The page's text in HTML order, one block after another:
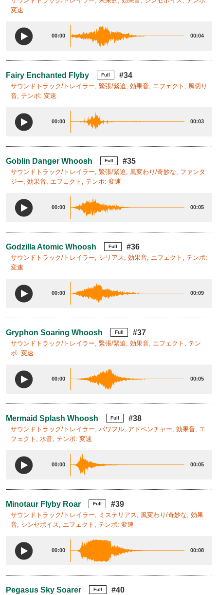
変速
00:00 00:04
Fairy Enchanted Flyby Full #34
サウンドトラック/トレイラー, 緊張/緊迫, 効果音, エフェクト, 風切り
音, テンポ: 変速
00:00 00:03
Goblin Danger Whoosh Full #35
サウンドトラック/トレイラー, 緊張/緊迫, 風変わり/奇妙な, ファンタ
ジー, 効果音, エフェクト, テンポ: 変速
00:00 00:05
Godzilla Atomic Whoosh Full #36
サウンドトラック/トレイラー, シリアス, 効果音, エフェクト, テンポ:
変速
00:00 00:09
Gryphon Soaring Whoosh Full #37
サウンドトラック/トレイラー, 緊張/緊迫, 効果音, エフェクト, テン
ポ: 変速
00:00 00:05
Mermaid Splash Whoosh Full #38
サウンドトラック/トレイラー, パワフル, アドベンチャー, 効果音, エ
フェクト, 水音, テンポ: 変速
00:00 00:05
Minotaur Flyby Roar Full #39
サウンドトラック/トレイラー, ミステリアス, 風変わり/奇妙な, 効果
音, シンセボイス, エフェクト, テンポ: 変速
00:00 00:08
Pegasus Sky Soarer Full #40